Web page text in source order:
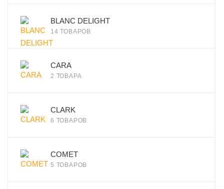
BLANC DELIGHT
14 ТОВАРОВ
CARA
2 ТОВАРА
CLARK
6 ТОВАРОВ
COMET
5 ТОВАРОВ